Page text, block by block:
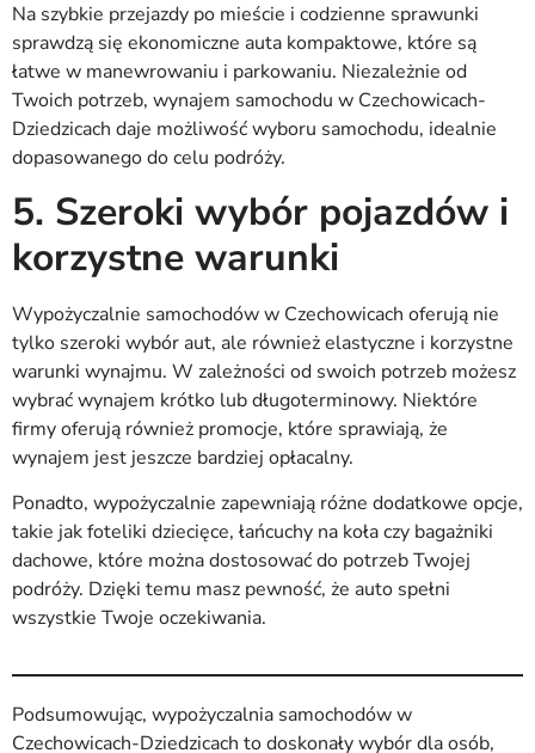
Na szybkie przejazdy po mieście i codzienne sprawunki
sprawdzą się ekonomiczne auta kompaktowe, które są
łatwe w manewrowaniu i parkowaniu. Niezależnie od
Twoich potrzeb, wynajem samochodu w Czechowicach-
Dziedzicach daje możliwość wyboru samochodu, idealnie
dopasowanego do celu podróży.
5. Szeroki wybór pojazdów i
korzystne warunki
Wypożyczalnie samochodów w Czechowicach oferują nie
tylko szeroki wybór aut, ale również elastyczne i korzystne
warunki wynajmu. W zależności od swoich potrzeb możesz
wybrać wynajem krótko lub długoterminowy. Niektóre
firmy oferują również promocje, które sprawiają, że
wynajem jest jeszcze bardziej opłacalny.
Ponadto, wypożyczalnie zapewniają różne dodatkowe opcje,
takie jak foteliki dziecięce, łańcuchy na koła czy bagażniki
dachowe, które można dostosować do potrzeb Twojej
podróży. Dzięki temu masz pewność, że auto spełni
wszystkie Twoje oczekiwania.
Podsumowując, wypożyczalnia samochodów w
Czechowicach-Dziedzicach to doskonały wybór dla osób,